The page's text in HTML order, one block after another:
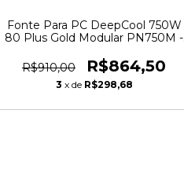
Fonte Para PC DeepCool 750W
80 Plus Gold Modular PN750M -
R$910,00
R$864,50
3 x de R$298,68